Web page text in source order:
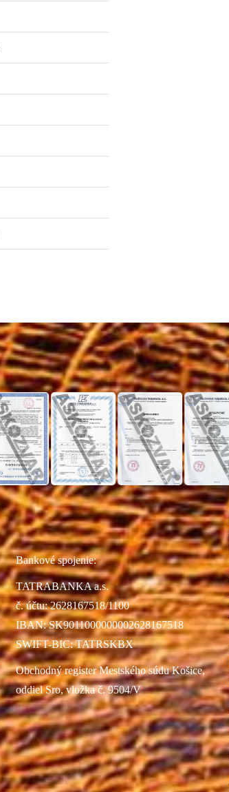
Bankové spojenie:
TATRABANKA a.s.
č. účtu: 2628167518/1100
IBAN: SK9011000000002628167518
SWIFT-BIC: TATRSKBX
Obchodný register Mestského súdu Košice,
oddiel Sro, vložka č. 9504/V